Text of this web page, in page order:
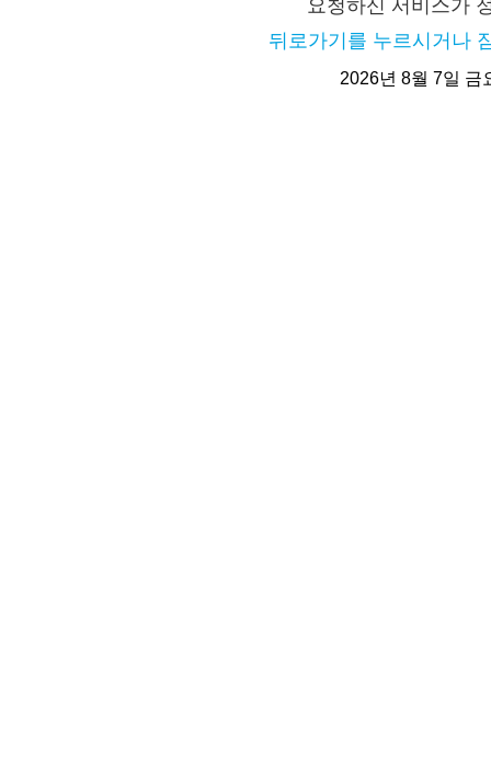
요청하신 서비스가
뒤로가기를 누르시거나
2026년 8월 7일 금